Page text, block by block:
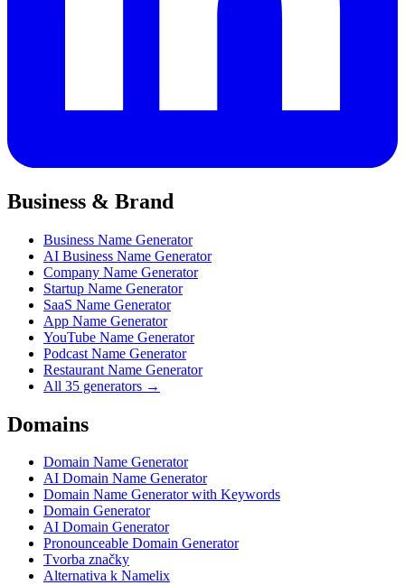
Business & Brand
Business Name Generator
AI Business Name Generator
Company Name Generator
Startup Name Generator
SaaS Name Generator
App Name Generator
YouTube Name Generator
Podcast Name Generator
Restaurant Name Generator
All 35 generators →
Domains
Domain Name Generator
AI Domain Name Generator
Domain Name Generator with Keywords
Domain Generator
AI Domain Generator
Pronounceable Domain Generator
Tvorba značky
Alternativa k Namelix